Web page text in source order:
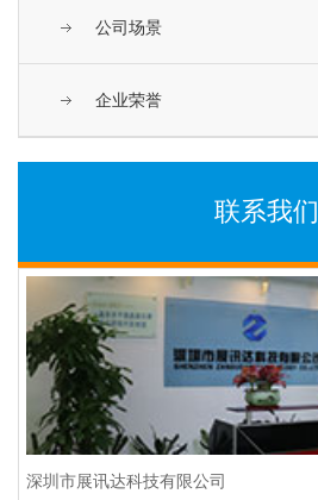
公司场景
企业荣誉
联系我们
深圳市展讯达科技有限公司